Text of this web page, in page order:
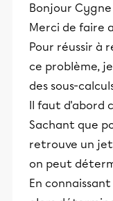
Bonjour
Merci de faire
Pour réussir à
ce problème,
des sous-
Il faut d'abord
Sachant que
retrouve un
on peut
En